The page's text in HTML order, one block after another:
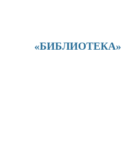
«БИБЛИОТЕКА»